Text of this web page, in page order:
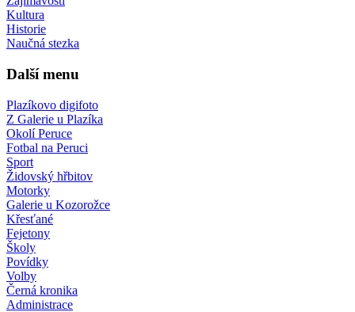
Kultura
Historie
Naučná stezka
Další menu
Plazíkovo digifoto
Z Galerie u Plazíka
Okolí Peruce
Fotbal na Peruci
Sport
Židovský hřbitov
Motorky
Galerie u Kozorožce
Křesťané
Fejetony
Školy
Povídky
Volby
Černá kronika
Administrace